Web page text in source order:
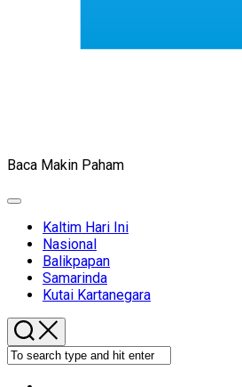
Baca Makin Paham
Expand
Current
Page
Parent
Kaltim Hari Ini
Nasional
Current
Page
Parent
Balikpapan
Samarinda
Kutai Kartanegara